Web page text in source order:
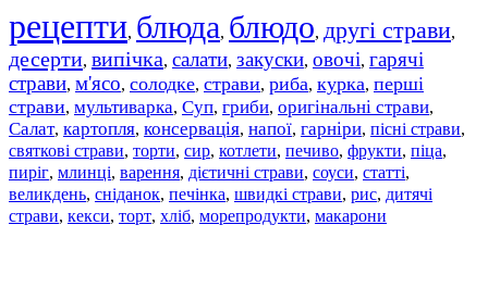
рецепти, блюда, блюдо, другі страви,
десерти, випічка, салати, закуски, овочі, гарячі
страви, м'ясо, солодке, страви, риба, курка, перші
страви, мультиварка, Суп, гриби, оригінальні страви,
Салат, картопля, консервація, напої, гарніри, пісні страви,
святкові страви, торти, сир, котлети, печиво, фрукти, піца,
пиріг, млинці, варення, дієтичні страви, соуси, статті,
великдень, сніданок, печінка, швидкі страви, рис, дитячі
страви, кекси, торт, хліб, морепродукти, макарони